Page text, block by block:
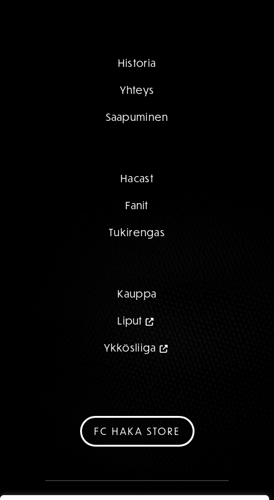
Historia
Yhteys
Saapuminen
Hacast
Fanit
Tukirengas
Kauppa
Liput
Ykkösliiga
FC HAKA STORE